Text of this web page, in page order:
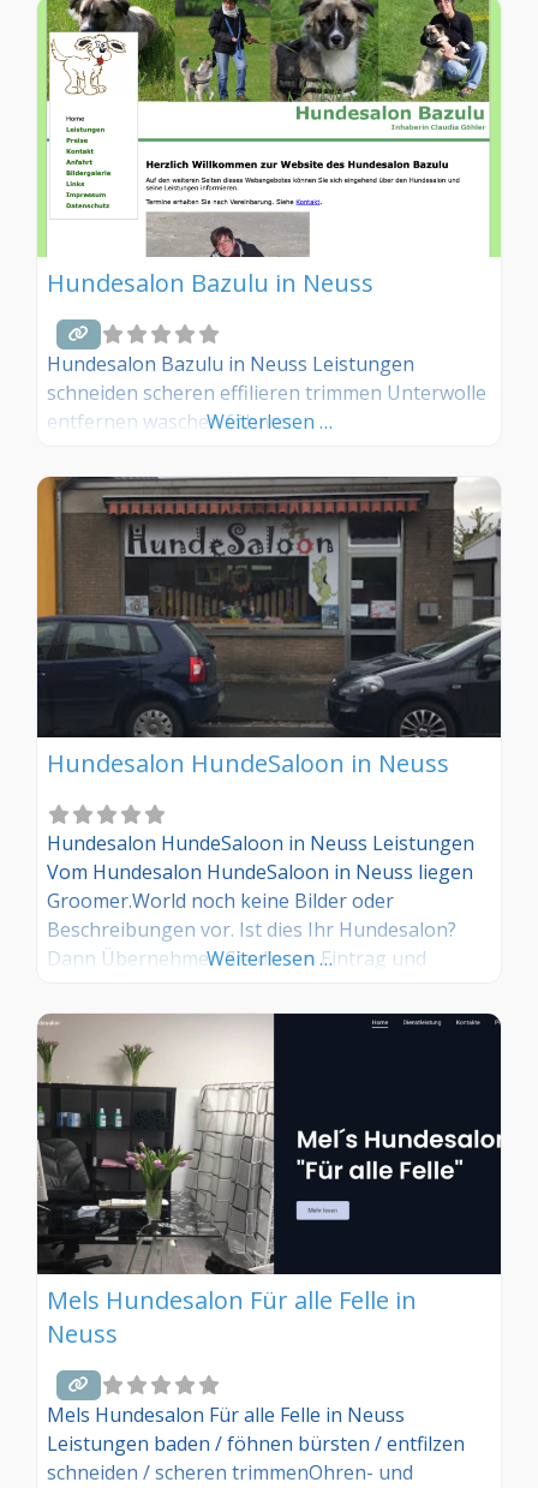
teilen Sie uns Ihre Erfahrungen über die
Kommentarfunktion gerne mit.
Hundesalon Bazulu in Neuss
Hundesalon Bazulu in Neuss Leistungen
schneiden scheren effilieren trimmen Unterwolle
entfernen waschen föhnen
Weiterlesen …
Hundesalon HundeSaloon in Neuss
Hundesalon HundeSaloon in Neuss Leistungen
Vom Hundesalon HundeSaloon in Neuss liegen
Groomer.World noch keine Bilder oder
Beschreibungen vor. Ist dies Ihr Hundesalon?
Dann Übernehmen Sie diesen Eintrag und
ein. Sind Sie Kunde in diesem Hundesalon, dann
teilen Sie uns Ihre Erfahrungen über die
Kommentarfunktion gerne mit.
Weiterlesen …
Mels Hundesalon Für alle Felle in
Neuss
Mels Hundesalon Für alle Felle in Neuss
Leistungen baden / föhnen bürsten / entfilzen
schneiden / scheren trimmenOhren- und